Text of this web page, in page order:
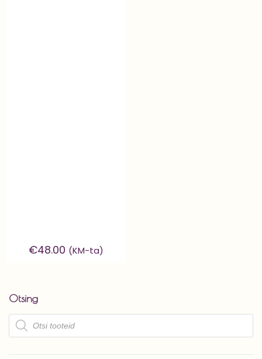
€48.00 (KM-ta)
Otsing
Products
search